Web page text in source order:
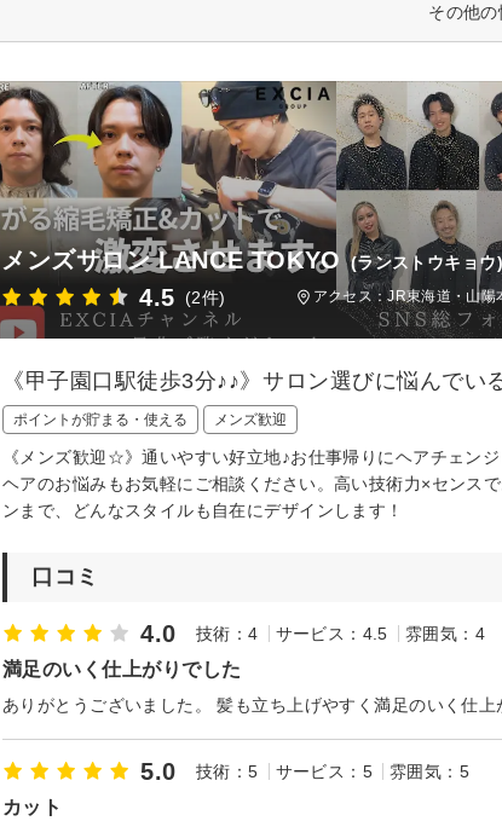
その他
メンズサロン LANCE TOKYO (ランストウキョウ)
4.5 (2件) アクセス：JR東海道・山
《甲子園口駅徒歩3分♪♪》サロン選びに悩んで
ポイントが貯まる・使える メンズ歓迎
《メンズ歓迎☆》通いやすい好立地♪お仕事帰りにヘアチェン
ヘアのお悩みもお気軽にご相談ください。高い技術力×センス
ンまで、どんなスタイルも自在にデザインします！
口コミ
4.0 技術：4 サービス：4.5 雰囲気：4
満足のいく仕上がりでした
ありがとうございました。 髪も立ち上げやすく満足のいく仕上
5.0 技術：5 サービス：5 雰囲気：5
カット